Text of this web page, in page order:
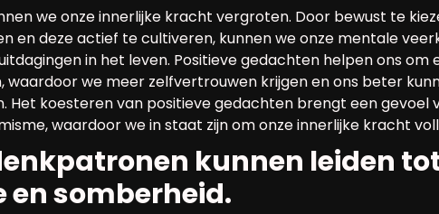
we onze innerlijke kracht vergroten. Door bewust te
en deze actief te cultiveren, kunnen we onze mentale
in het leven. Positieve gedachten helpen ons om
waardoor we meer zelfvertrouwen krijgen en ons beter
Het koesteren van positieve gedachten brengt een gevoel
waardoor we in staat zijn om onze innerlijke kracht
kunnen leiden
en somberheid.